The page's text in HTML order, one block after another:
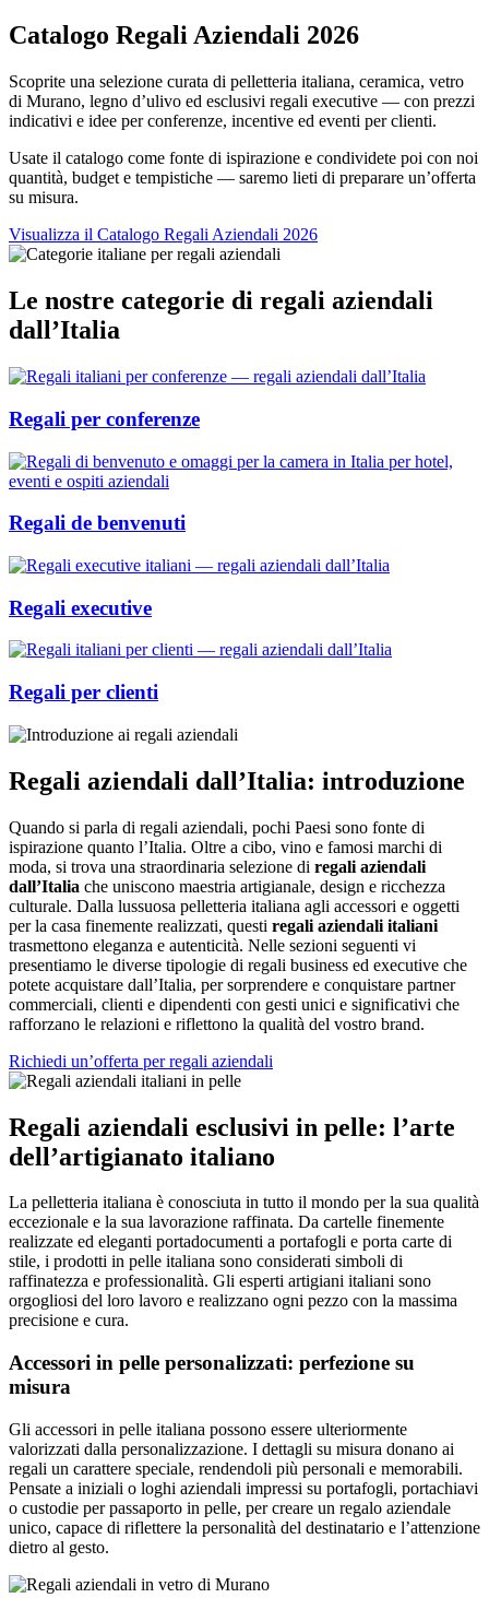
Catalogo Regali Aziendali 2026
Scoprite una selezione curata di pelletteria italiana, ceramica, vetro
di Murano, legno d’ulivo ed esclusivi regali executive — con prezzi
indicativi e idee per conferenze, incentive ed eventi per clienti.
Usate il catalogo come fonte di ispirazione e condividete poi con noi
quantità, budget e tempistiche — saremo lieti di preparare un’offerta
su misura.
Visualizza il Catalogo Regali Aziendali 2026
Le nostre categorie di regali aziendali
dall’Italia
Regali per conferenze
Regali de benvenuti
Regali executive
Regali per clienti
Regali aziendali dall’Italia: introduzione
Quando si parla di regali aziendali, pochi Paesi sono fonte di
ispirazione quanto l’Italia. Oltre a cibo, vino e famosi marchi di
moda, si trova una straordinaria selezione di regali aziendali
dall’Italia che uniscono maestria artigianale, design e ricchezza
culturale. Dalla lussuosa pelletteria italiana agli accessori e oggetti
per la casa finemente realizzati, questi regali aziendali italiani
trasmettono eleganza e autenticità. Nelle sezioni seguenti vi
presentiamo le diverse tipologie di regali business ed executive che
potete acquistare dall’Italia, per sorprendere e conquistare partner
commerciali, clienti e dipendenti con gesti unici e significativi che
rafforzano le relazioni e riflettono la qualità del vostro brand.
Richiedi un’offerta per regali aziendali
Regali aziendali esclusivi in pelle: l’arte
dell’artigianato italiano
La pelletteria italiana è conosciuta in tutto il mondo per la sua qualità
eccezionale e la sua lavorazione raffinata. Da cartelle finemente
realizzate ed eleganti portadocumenti a portafogli e porta carte di
stile, i prodotti in pelle italiana sono considerati simboli di
raffinatezza e professionalità. Gli esperti artigiani italiani sono
orgogliosi del loro lavoro e realizzano ogni pezzo con la massima
precisione e cura.
Accessori in pelle personalizzati: perfezione su
misura
Gli accessori in pelle italiana possono essere ulteriormente
valorizzati dalla personalizzazione. I dettagli su misura donano ai
regali un carattere speciale, rendendoli più personali e memorabili.
Pensate a iniziali o loghi aziendali impressi su portafogli, portachiavi
o custodie per passaporto in pelle, per creare un regalo aziendale
unico, capace di riflettere la personalità del destinatario e l’attenzione
dietro al gesto.